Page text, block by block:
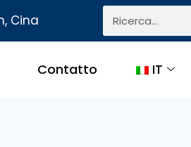
Cina
Contatto IT